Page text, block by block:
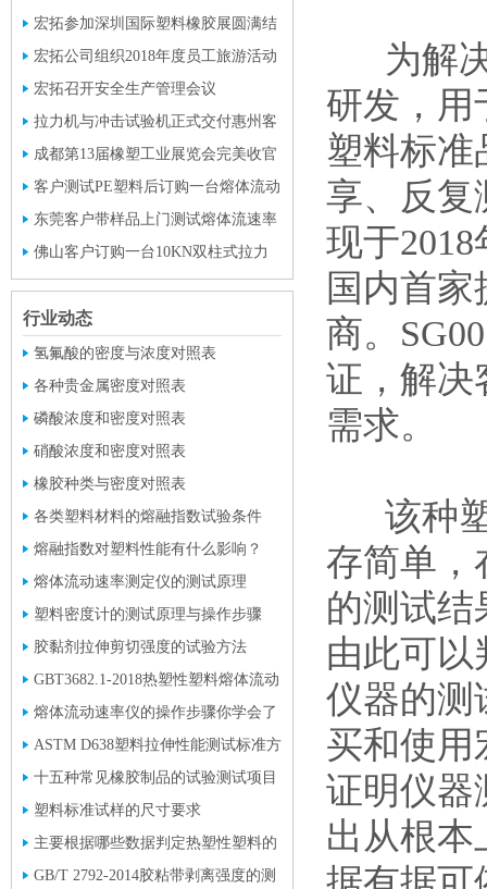
为解
研发，用
塑料标准
享、
反复
现于
国内首
商。
证，解决
需求。
该种塑
存简单，
的测试结
由此可以
仪器的测
买和使用
证明仪器
出从根本
双柱拉力试验机
宏拓参加深圳国际塑料橡胶展圆满结
束宏拓公司组织2018年度员工旅游活动
宏拓召开安全生产管理会议
拉力机与冲击试验机正式交付惠州客
户使用
成都第13届橡塑工业展览会完美收官
客户测试PE塑料后订购一台熔体流动
速率仪与密度计
东莞客户带样品上门测试熔体流速率
与密度
佛山客户订购一台10KN双柱式拉力
试验机
行业动态
氢氟酸的密度与浓度对照表
各种贵金属密度对照表
磷酸浓度和密度对照表
硝酸浓度和密度对照表
橡胶种类与密度对照表
各类塑料材料的熔融指数试验条件
熔融指数对塑料性能有什么影响？
熔体流动速率测定仪的测试原理
塑料密度计的测试原理与操作步骤
胶黏剂拉伸剪切强度的试验方法
GBT3682.1-2018热塑性塑料熔体流动
速率标准方法
熔体流动速率仪的操作步骤你学会了
吗?ASTM D638塑料拉伸性能测试标准方
法十五种常见橡胶制品的试验测试项目
和标准介绍
塑料标准试样的尺寸要求
主要根据哪些数据判定热塑性塑料的
流动性好坏？
GB/T 2792-2014胶粘带剥离强度的测